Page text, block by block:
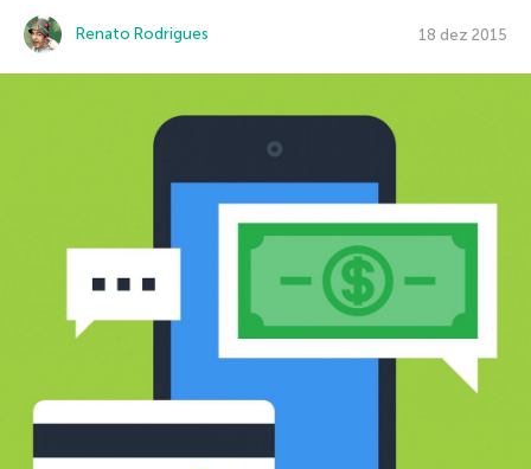
Renato Rodrigues 18 dez 2015